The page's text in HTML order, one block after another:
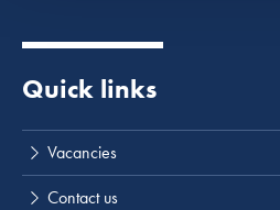
Lees meer
Quick links
Vacancies
Contact us